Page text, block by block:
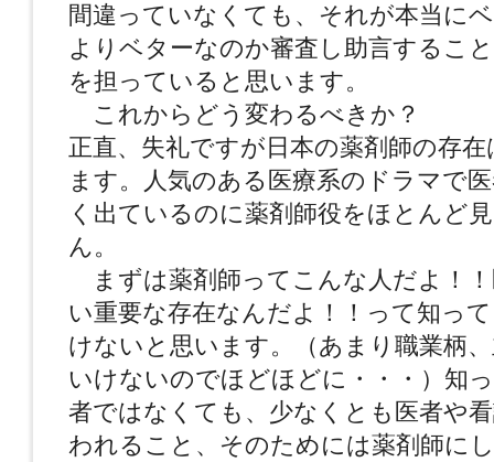
間違っていなくても、それが本当に
よりベターなのか審査し助言するこ
を担っていると思います。
これからどう変わるべきか？
正直、失礼ですが日本の薬剤師の存在
ます。人気のある医療系のドラマで
く出ているのに薬剤師役をほとんど
ん。
まずは薬剤師ってこんな人だよ！
い重要な存在なんだよ！！って知っ
けないと思います。（あまり職業柄
いけないのでほどほどに・・・）知
者ではなくても、少なくとも医者や
われること、そのためには薬剤師に